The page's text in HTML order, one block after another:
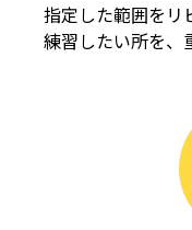
指定した範囲をリ
練習したい所を、